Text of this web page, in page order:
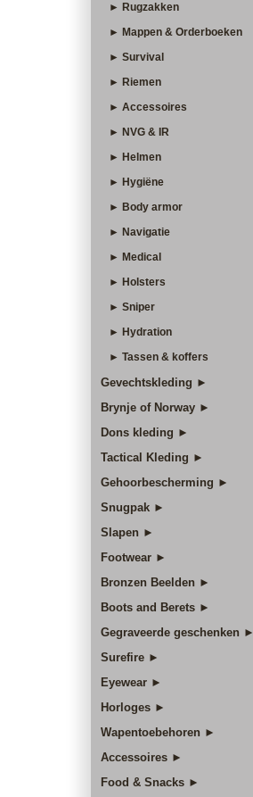
► Rugzakken
► Mappen & Orderboeken
► Survival
► Riemen
► Accessoires
► NVG & IR
► Helmen
► Hygiëne
► Body armor
► Navigatie
► Medical
► Holsters
► Sniper
► Hydration
► Tassen & koffers
Gevechtskleding ►
Brynje of Norway ►
Dons kleding ►
Tactical Kleding ►
Gehoorbescherming ►
Snugpak ►
Slapen ►
Footwear ►
Bronzen Beelden ►
Boots and Berets ►
Gegraveerde geschenken ►
Surefire ►
Eyewear ►
Horloges ►
Wapentoebehoren ►
Accessoires ►
Food & Snacks ►